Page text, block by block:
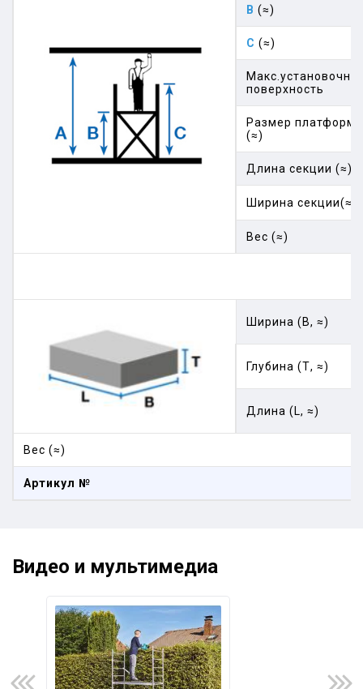
Артикул №
B (≈)
C (≈)
поверхность
Размер
(≈)
Длина секции (≈)
Ширина секции(≈)
Вес (≈)
Ширина (В, ≈)
Глубина (Т, ≈)
Длина (L, ≈)
Вес (≈)
Видео и мультимедиа